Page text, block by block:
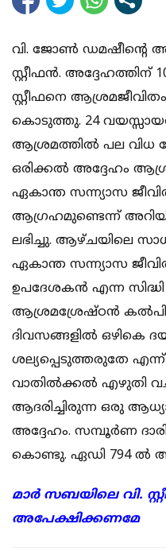
വി. ജോണ്‍ ഡമഷീന്റെ
സ്റ്റീഫന്‍.
സ്റ്റീഫനെ
കൊടുത്തു. 24
ആശ്രമത്തില്‍ പല വിധ
ഒരിക്കല്‍ അദ്ദേഹം
ഏകാന്ത സന്ന്യാസ
ആഗ്രഹമുണ്ടെന്ന്
ലഭിച്ചു. ആഴ്ചയിലെ
ഏകാന്ത സന്ന്യാസ
ഉപദേശകന്‍ എന്ന
ആശ്രമശ്രേഷ്ഠന്‍
ദിവസങ്ങളില്‍ ഒഴികെ
ശല്യപ്പെടുത്തരുതേ
വാതില്‍ക്കല്‍ എഴുതി
ആദരിച്ചിരുന്ന ഒരു
അദ്ദേഹം. സമ്പൂര്‍ണ
കൊണ്ടു. ഏഡി 794 ല്‍
മാര്‍ സബയിലെ വി.
അപേക്ഷിക്കണമേ